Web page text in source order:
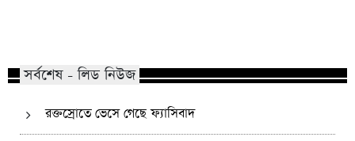
সর্বশেষ - লিড নিউজ
রক্তস্রোতে ভেসে গেছে ফ্যাসিবাদ